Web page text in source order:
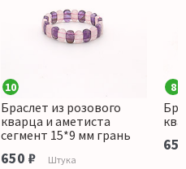
10
Браслет из розового
кварца и аметиста
сегмент 15*9 мм грань
650 ₽ Штука
8